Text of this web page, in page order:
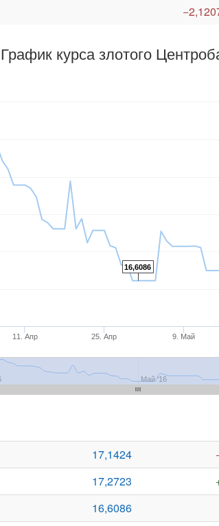
График курса злотого
16,6086
11. Апр 25. Апр 9. Май
Май '16
17,1424
17,2723
16,6086